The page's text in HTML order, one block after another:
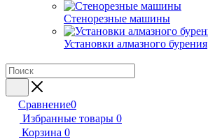
Стенорезные машины
Установки алмазного бурения
Сравнение0
Избранные товары 0
Корзина 0